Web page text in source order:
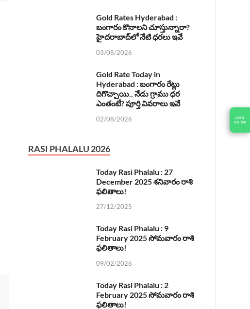
JOIN
US ON
Gold Rates Hyderabad :
బంగారం కొనాలని చూస్తున్నారా?
హైదరాబాద్‌లో నేటి ధరలు ఇవే
03/08/2026
Gold Rate Today in
Hyderabad : బంగారం రేట్లు
దిగొచ్చాయి.. నేడు గ్రాము ధర
ఎంతంటే? పూర్తి వివరాలు ఇవే
02/08/2026
RASI PHALALU 2026
Today Rasi Phalalu : 27
December 2025 శనివారం రాశి
ఫలితాలు!
27/12/2025
Today Rasi Phalalu : 9
February 2025 సోమవారం రాశి
ఫలితాలు!
09/02/2026
Today Rasi Phalalu : 2
February 2025 సోమవారం రాశి
ఫలితాలు!